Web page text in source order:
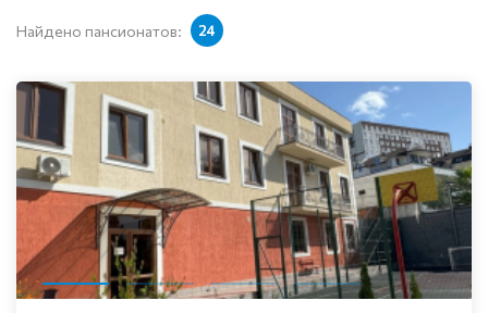
Найдено пансионатов: 24